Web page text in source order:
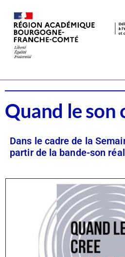
Quand le son
Dans le cadre de la
partir de la bande-son